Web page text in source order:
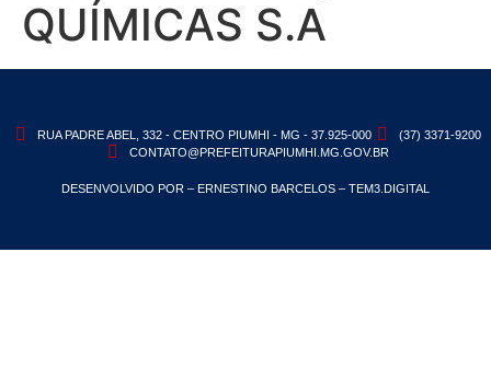
QUÍMICAS S.A
RUA PADRE ABEL, 332 - CENTRO PIUMHI - MG - 37.925-000
(37) 3371-9200
CONTATO@PREFEITURAPIUMHI.MG.GOV.BR
DESENVOLVIDO POR – ERNESTINO BARCELOS – TEM3.DIGITAL